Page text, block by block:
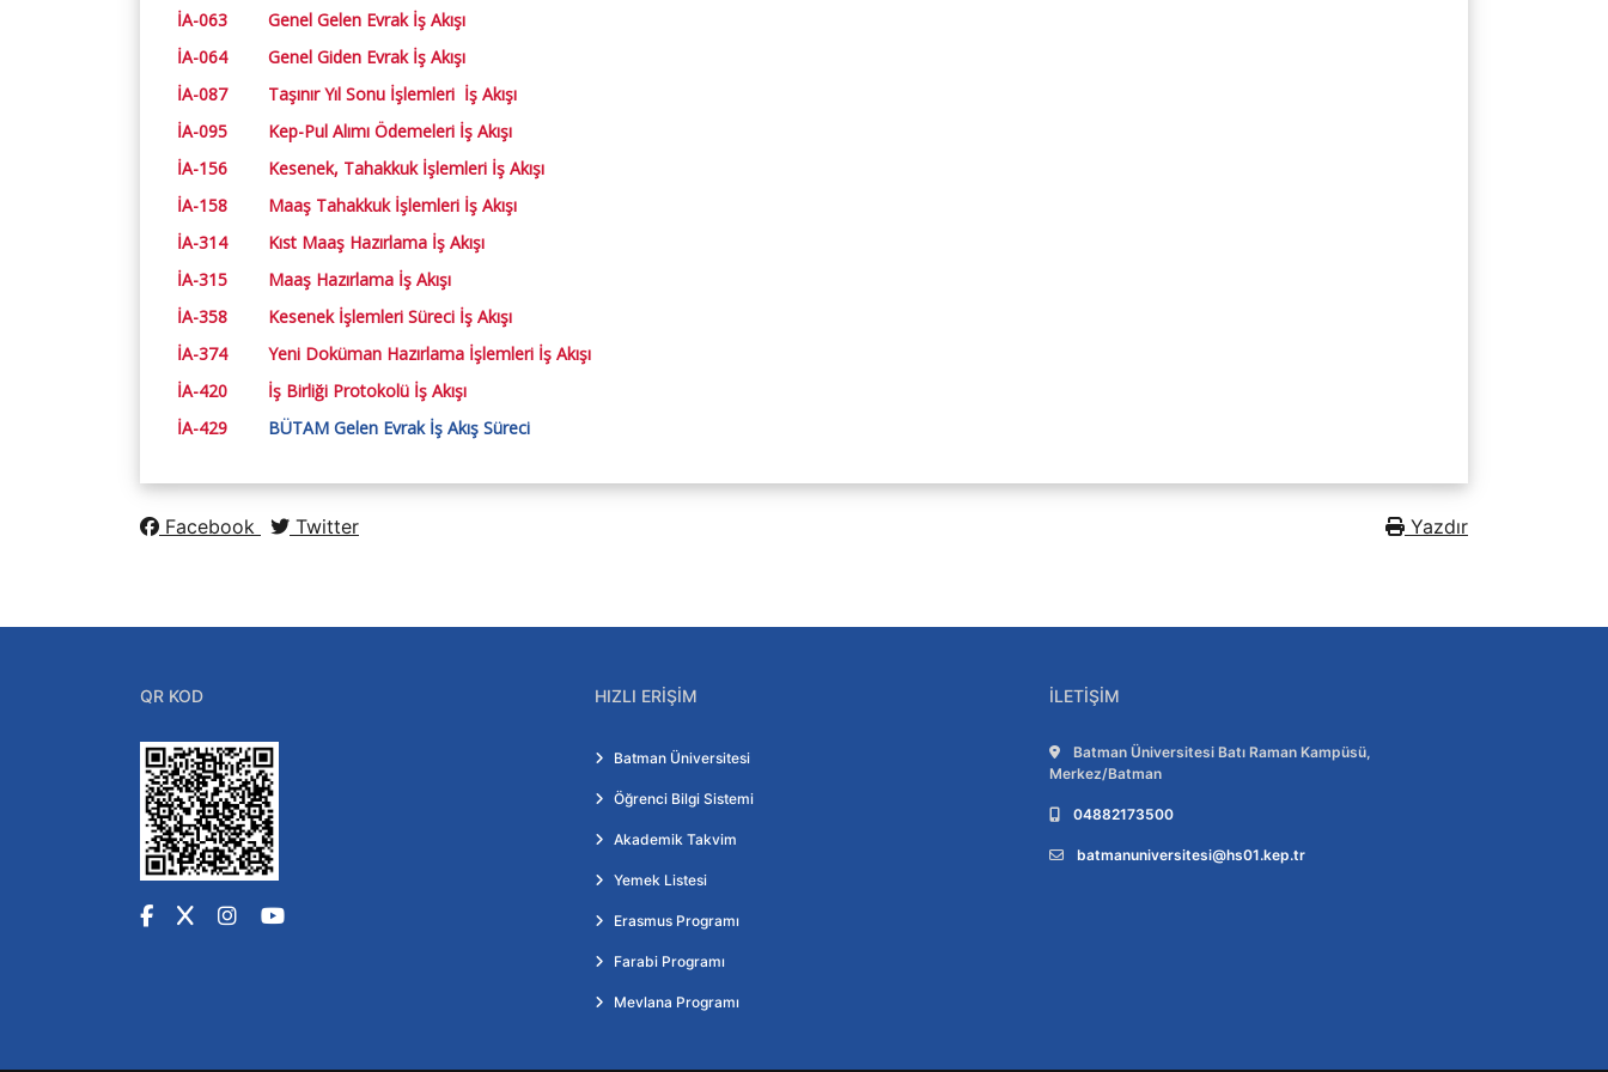
Kalite Güvencesi
İç Kontrol Güvencesi
İA-063
Genel Gelen Evrak İş Akışı
İA-064
Genel Giden Evrak İş Akışı
İA-087
Taşınır Yıl Sonu İşlemleri İş Akışı
İA-095
Kep-Pul Alımı Ödemeleri İş Akışı
İA-156
Kesenek, Tahakkuk İşlemleri İş Akışı
İA-158
Maaş Tahakkuk İşlemleri İş Akışı
İA-314
Kıst Maaş Hazırlama İş Akışı
İA-315
Maaş Hazırlama İş Akışı
İA-358
Kesenek İşlemleri Süreci İş Akışı
İA-374
Yeni Doküman Hazırlama İşlemleri İş Akışı
İA-420
İş Birliği Protokolü İş Akışı
İA-429
BÜTAM Gelen Evrak İş Akış Süreci
Facebook Twitter Yazdır
QR KOD
Facebook
X Instagram
YouTube
HIZLI ERIŞIM
Batman Üniversitesi
Öğrenci Bilgi Sistemi
Akademik Takvim
Yemek Listesi
Erasmus Programı
Farabi Programı
Mevlana Programı
İLETIŞIM
Adres:
Batman Üniversitesi Batı Raman Kampüsü,
Merkez/Batman
Telefon:
04882173500
E-posta:
batmanuniversitesi@hs01.kep.tr